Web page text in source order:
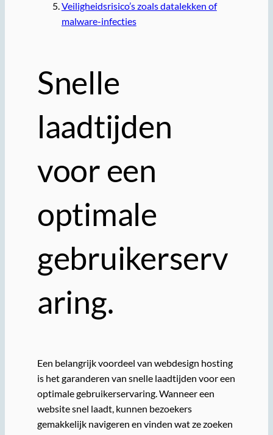
Veiligheidsrisico’s zoals datalekken of
malware-infecties
Snelle
laadtijden
voor een
optimale
gebruikerserv
aring.
Een belangrijk voordeel van webdesign hosting
is het garanderen van snelle laadtijden voor een
optimale gebruikerservaring. Wanneer een
website snel laadt, kunnen bezoekers
gemakkelijk navigeren en vinden wat ze zoeken